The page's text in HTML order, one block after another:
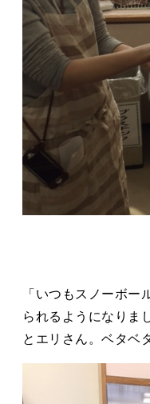
「いつもスノーボー
られるようになりま
とエリさん。ベタベ